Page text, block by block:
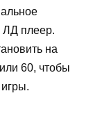
ЛД плеер.
на
60, чтобы